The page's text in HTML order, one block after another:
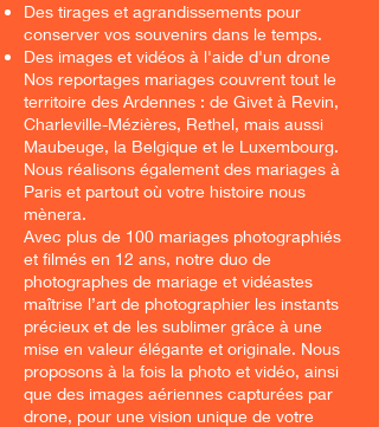
Des tirages et agrandissements pour
conserver vos souvenirs dans le temps.
Des images et vidéos à l'aide d'un drone
Nos reportages mariages couvrent tout le
territoire des Ardennes : de Givet à Revin,
Charleville-Mézières, Rethel, mais aussi
Maubeuge, la Belgique et le Luxembourg.
Nous réalisons également des mariages à
Paris et partout où votre histoire nous
mènera.
Avec plus de 100 mariages photographiés
et filmés en 12 ans, notre duo de
photographes de mariage et vidéastes
maîtrise l’art de photographier les instants
précieux et de les sublimer grâce à une
mise en valeur élégante et originale. Nous
proposons à la fois la photo et vidéo, ainsi
que des images aériennes capturées par
drone, pour une vision unique de votre